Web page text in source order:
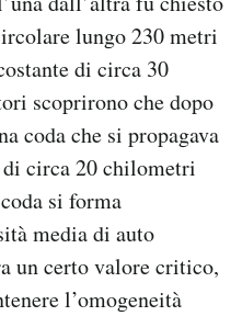
lungo 230 metri
di circa 30
scoprirono che dopo
coda che si propagava
circa 20 chilometri
si forma
media di auto
un certo valore critico,
l’omogeneità